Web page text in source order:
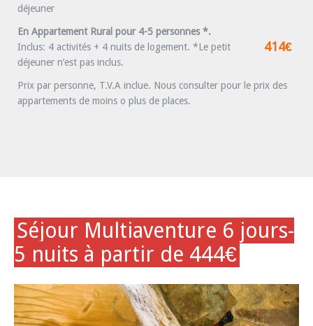
déjeuner
En Appartement Rural pour 4-5 personnes *.
Inclus: 4 activités + 4 nuits de logement. *Le petit
déjeuner n’est pas inclus.
414€
Prix par personne, T.V.A inclue. Nous consulter pour le prix des
appartements de moins o plus de places.
Séjour Multiaventure 6 jours-
5 nuits à partir de 444€